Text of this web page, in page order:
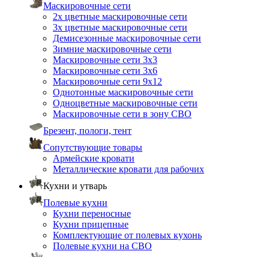
Маскировочные сети
2х цветные маскировочные сети
3х цветные маскировочные сети
Демисезонные маскировочные сети
Зимние маскировочные сети
Маскировочные сети 3х3
Маскировочные сети 3х6
Маскировочные сети 9х12
Однотонные маскировочные сети
Одноцветные маскировочные сети
Маскировочные сети в зону СВО
Брезент, пологи, тент
Сопутствующие товары
Армейские кровати
Металлические кровати для рабочих
Кухни и утварь
Полевые кухни
Кухни переносные
Кухни прицепные
Комплектующие от полевых кухонь
Полевые кухни на СВО